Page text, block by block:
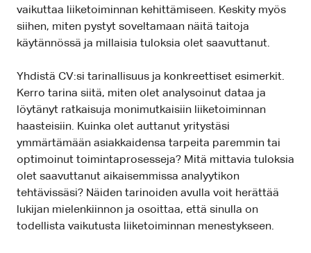
vaikuttaa liiketoiminnan kehittämiseen. Keskity myös
siihen, miten pystyt soveltamaan näitä taitoja
käytännössä ja millaisia tuloksia olet saavuttanut.
Yhdistä CV:si tarinallisuus ja konkreettiset esimerkit.
Kerro tarina siitä, miten olet analysoinut dataa ja
löytänyt ratkaisuja monimutkaisiin liiketoiminnan
haasteisiin. Kuinka olet auttanut yritystäsi
ymmärtämään asiakkaidensa tarpeita paremmin tai
optimoinut toimintaprosesseja? Mitä mittavia tuloksia
olet saavuttanut aikaisemmissa analyytikon
tehtävissäsi? Näiden tarinoiden avulla voit herättää
lukijan mielenkiinnon ja osoittaa, että sinulla on
todellista vaikutusta liiketoiminnan menestykseen.